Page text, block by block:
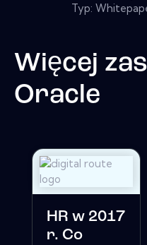
Typ:
Więcej
Oracle
HR w 2017
r. Co